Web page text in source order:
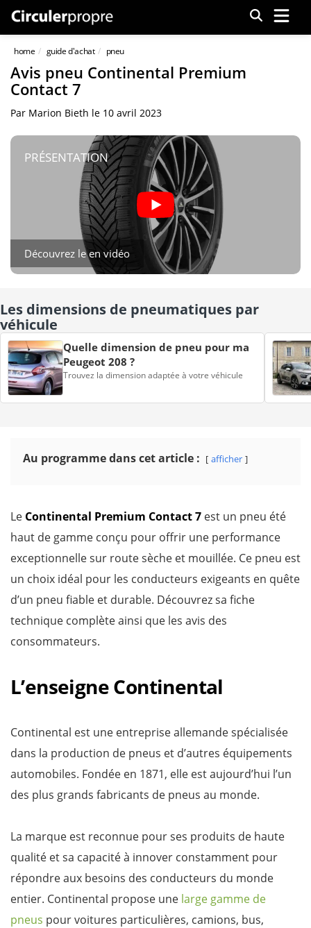
Menu
home guide d'achat pneu
Avis pneu Continental Premium
Contact 7
Par Marion Bieth le 10 avril 2023
PRÉSENTATION
Découvrez le en vidéo
Les dimensions de pneumatiques par
véhicule
Quelle dimension de pneu pour ma
Peugeot 208 ?
Trouvez la dimension adaptée à votre véhicule
Au programme dans cet article : afficher
Le Continental Premium Contact 7 est un pneu été
haut de gamme conçu pour offrir une performance
exceptionnelle sur route sèche et mouillée. Ce pneu est
un choix idéal pour les conducteurs exigeants en quête
d’un pneu fiable et durable. Découvrez sa fiche
technique complète ainsi que les avis des
consommateurs.
L’enseigne Continental
Continental est une entreprise allemande spécialisée
dans la production de pneus et d’autres équipements
automobiles. Fondée en 1871, elle est aujourd’hui l’un
des plus grands fabricants de pneus au monde.
La marque est reconnue pour ses produits de haute
qualité et sa capacité à innover constamment pour
répondre aux besoins des conducteurs du monde
entier. Continental propose une large gamme de
pneus pour voitures particulières, camions, bus,